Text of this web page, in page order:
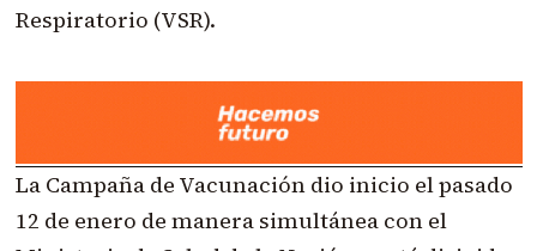
Respiratorio (VSR).
La Campaña de Vacunación dio inicio el pasado
12 de enero de manera simultánea con el